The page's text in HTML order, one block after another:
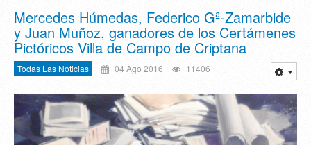
Mercedes Húmedas, Federico Gª-Zamarbide
y Juan Muñoz, ganadores de los Certámenes
Pictóricos Villa de Campo de Criptana
Todas Las Noticias 04 Ago 2016 11406